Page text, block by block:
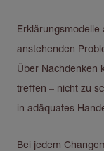
Erklärungsmodelle
anstehenden
Über Nachdenken
treffen – nicht zu
in adäquates
Bei jedem